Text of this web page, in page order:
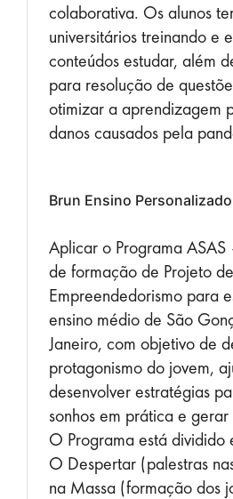
colaborativa. Os alunos
universitários treinando e
conteúdos estudar, além
para resolução de
otimizar a aprendizagem
danos causados pela
Brun Ensino
Aplicar o Programa
de formação de Projeto
Empreendedorismo para
ensino médio de São
Janeiro, com objetivo de
protagonismo do jovem,
desenvolver estratégias
sonhos em prática e
O Programa está dividido
O Despertar (palestras
na Massa (formação dos